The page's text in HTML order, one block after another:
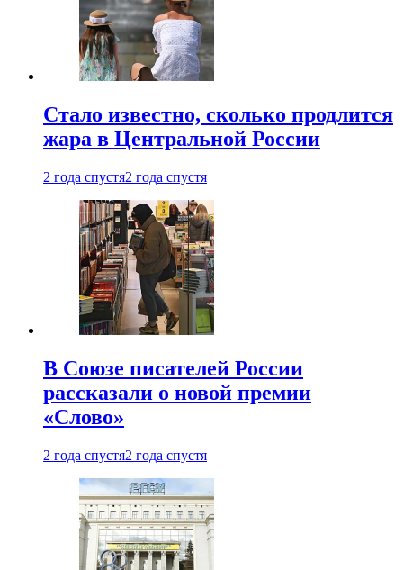
Стало известно, сколько продлится
жара в Центральной России
2 года спустя2 года спустя
В Союзе писателей России
рассказали о новой премии
«Слово»
2 года спустя2 года спустя